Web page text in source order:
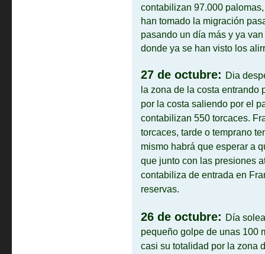
contabilizan 97.000
han tomado la migración
pasando un día más y ya
donde ya se han visto los
27 de octubre: Dia
la zona de la costa entrando
por la costa saliendo por el
contabilizan 550 torcaces.
torcaces, tarde o temprano
mismo habrá que esperar a
que junto con las presiones
contabiliza de entrada en
reservas.
26 de octubre: Día
pequeño golpe de unas 100
casi su totalidad por la zona